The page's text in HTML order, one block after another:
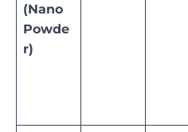
(Nano
Powde
r)